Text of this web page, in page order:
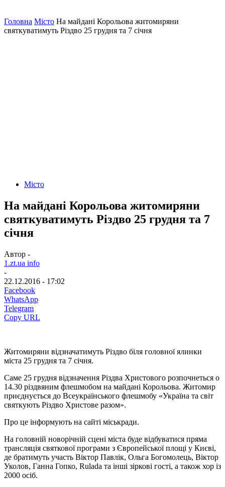
Головна Місто На майдані Корольова житомиряни
святкуватимуть Різдво 25 грудня та 7 січня
Місто
На майдані Корольова житомиряни
святкуватимуть Різдво 25 грудня та 7
січня
Автор -
1.zt.ua info
-
22.12.2016 - 17:02
Facebook
WhatsApp
Telegram
Copy URL
Житомиряни відзначатимуть Різдво біля головної ялинки
міста 25 грудня та 7 січня.
Саме 25 грудня відзначення Різдва Христового розпочнеться о
14.30 різдвяним флешмобом на майдані Корольова. Житомир
приєднується до Всеукраїнського флешмобу «Україна та світ
святкують Різдво Христовe разом».
Про це інформують на сайті міськради.
На головній новорічній сцені міста буде відбуватися пряма
трансляція святкової програми з Європейської площі у Києві,
де братимуть участь Віктор Павлік, Ольга Богомолець, Віктор
Уколов, Ганна Гопко, Rulada та інші зіркові гості, а також хор із
2000 осіб.